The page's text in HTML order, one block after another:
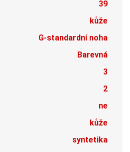
39
kůže
G-standardní noha
Barevná
3
2
ne
kůže
syntetika